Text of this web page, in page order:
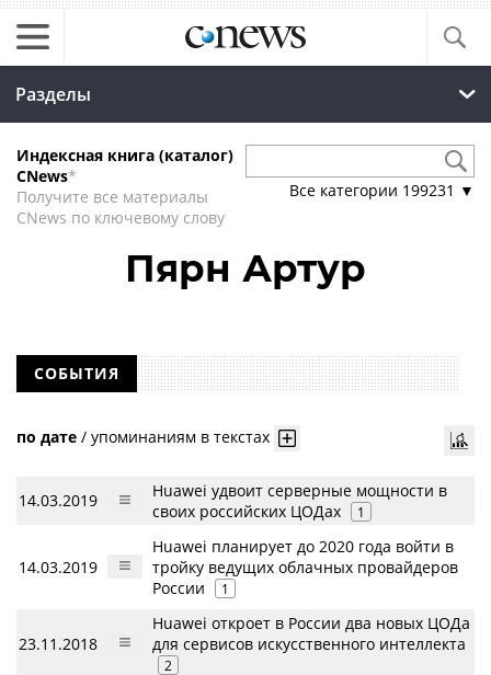
Разделы
Индексная книга (каталог)
CNews*
Получите все материалы
CNews по ключевому слову
Все категории 199231 ▼
Пярн Артур
СОБЫТИЯ
по дате / упоминаниям в текстах
14.03.2019
Huawei удвоит серверные мощности в
своих российских ЦОДах
1
14.03.2019
Huawei планирует до 2020 года войти в
тройку ведущих облачных провайдеров
России
1
23.11.2018
Huawei откроет в России два новых ЦОДа
для сервисов искусственного интеллекта
2